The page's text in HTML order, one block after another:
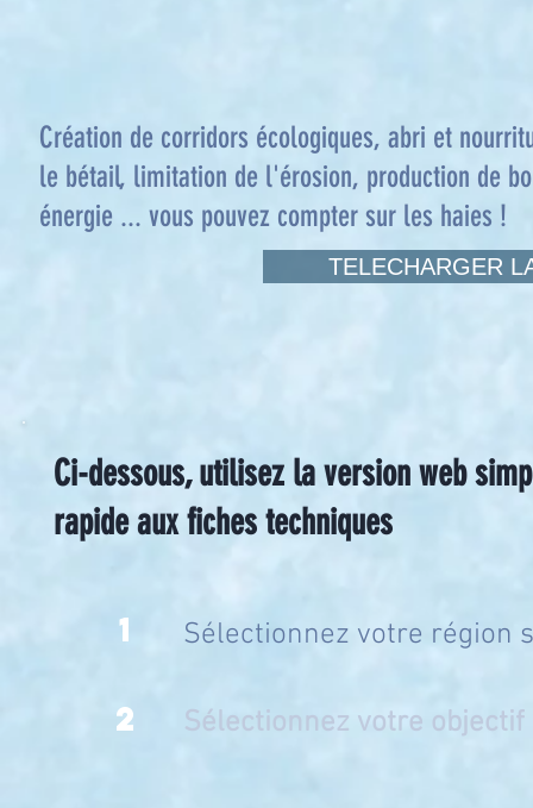
TELECHARGER
Création de corridors écologiques, abri et
le bétail, limitation de l'érosion, production de
énergie ... vous pouvez compter sur les haies !
Ci-dessous, utilisez la version web
rapide aux fiches techniques
1 Sélectionnez votre région
2 Sélectionnez votre